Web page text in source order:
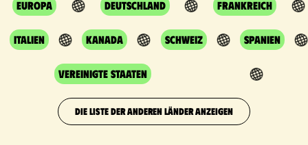
Europa Deutschland Frankreich
Italien Kanada Schweiz Spanien
Vereinigte Staaten
DIE LISTE DER ANDEREN LÄNDER ANZEIGEN